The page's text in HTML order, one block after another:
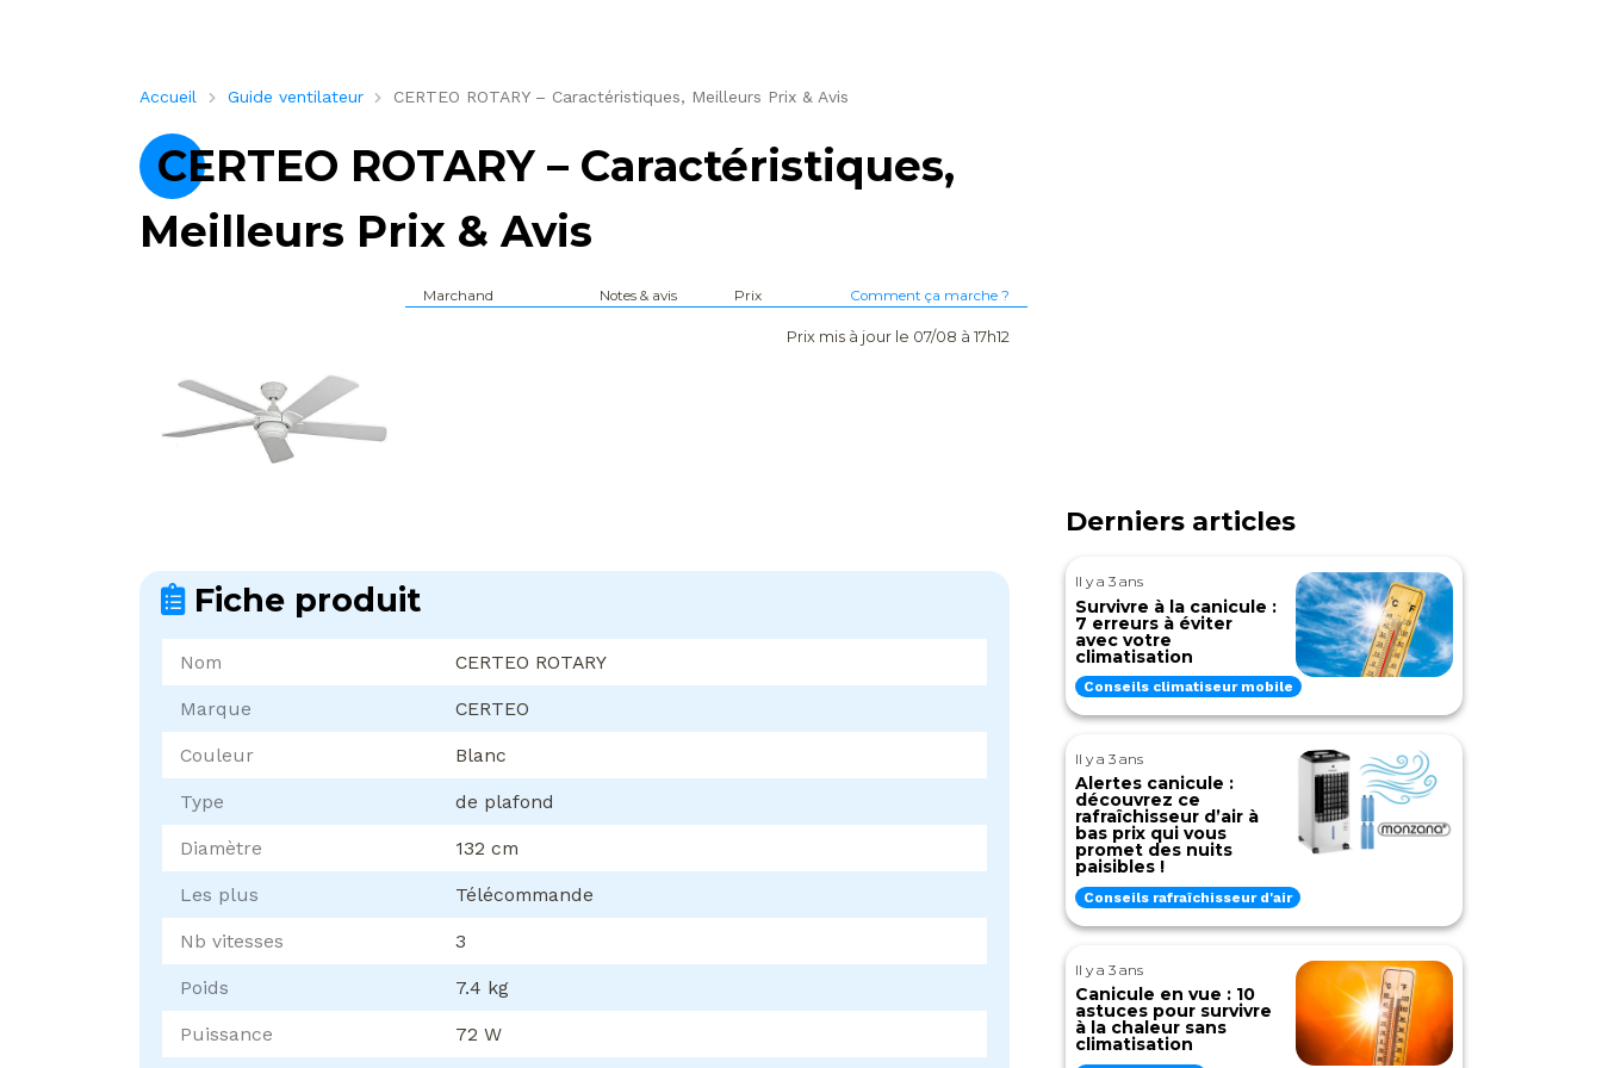
Accueil Guide ventilateur CERTEO ROTARY – Caractéristiques, Meilleurs Prix & Avis
CERTEO ROTARY – Caractéristiques,
Meilleurs Prix & Avis
Marchand Notes & avis Prix Comment ça marche ?
Prix mis à jour le 07/08 à 17h12
Fiche produit
Nom CERTEO ROTARY
Marque CERTEO
Couleur Blanc
Type de plafond
Diamètre 132 cm
Les plus Télécommande
Nb vitesses 3
Poids 7.4 kg
Puissance 72 W
Derniers articles
Il y a 3 ans
Survivre à la canicule :
7 erreurs à éviter
avec votre
climatisation
Conseils climatiseur mobile
Il y a 3 ans
Alertes canicule :
découvrez ce
rafraîchisseur d’air à
bas prix qui vous
promet des nuits
paisibles !
Conseils rafraîchisseur d'air
Il y a 3 ans
Canicule en vue : 10
astuces pour survivre
à la chaleur sans
climatisation